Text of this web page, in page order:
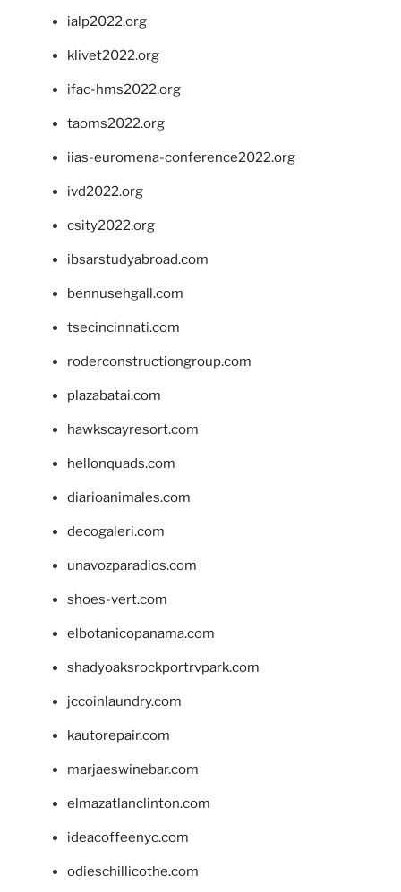
ialp2022.org
klivet2022.org
ifac-hms2022.org
taoms2022.org
iias-euromena-conference2022.org
ivd2022.org
csity2022.org
ibsarstudyabroad.com
bennusehgall.com
tsecincinnati.com
roderconstructiongroup.com
plazabatai.com
hawkscayresort.com
hellonquads.com
diarioanimales.com
decogaleri.com
unavozparadios.com
shoes-vert.com
elbotanicopanama.com
shadyoaksrockportrvpark.com
jccoinlaundry.com
kautorepair.com
marjaeswinebar.com
elmazatlanclinton.com
ideacoffeenyc.com
odieschillicothe.com